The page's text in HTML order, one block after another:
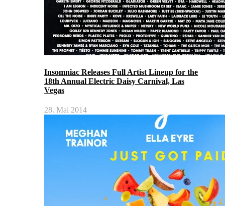
Insomniac Releases Full Artist Lineup for the
18th Annual Electric Daisy Carnival, Las
Vegas
28. Mai 2014